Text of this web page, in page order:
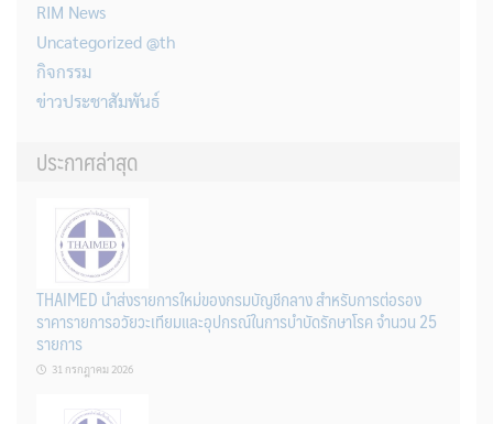
RIM News
Uncategorized @th
กิจกรรม
ข่าวประชาสัมพันธ์
ประกาศล่าสุด
THAIMED นำส่งรายการใหม่ของกรมบัญชีกลาง สำหรับการต่อรอง
ราคารายการอวัยวะเทียมและอุปกรณ์ในการบำบัดรักษาโรค จำนวน 25
รายการ
31 กรกฎาคม 2026